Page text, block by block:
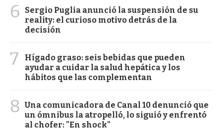
6
Sergio Puglia anunció la suspensión de su
reality: el curioso motivo detrás de la
decisión
7
Hígado graso: seis bebidas que pueden
ayudar a cuidar la salud hepática y los
hábitos que las complementan
8 Una comunicadora de Canal 10 denunció que
un ómnibus la atropelló, lo siguió y enfrentó
al chofer: "En shock"